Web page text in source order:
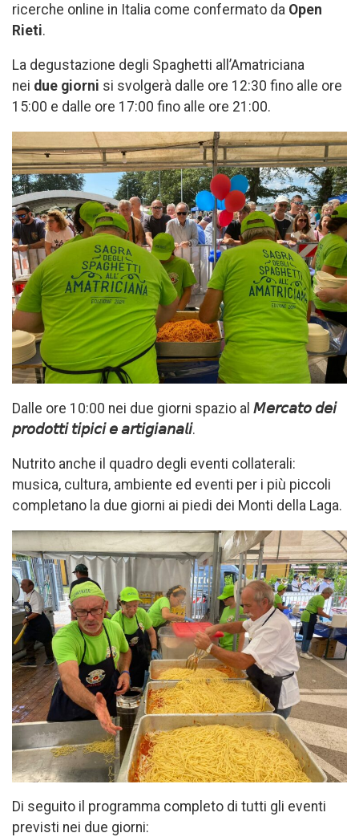
ricerche online in Italia come confermato da Open
Rieti.
La degustazione degli Spaghetti all’Amatriciana
nei due giorni si svolgerà dalle ore 12:30 fino alle ore
15:00 e dalle ore 17:00 fino alle ore 21:00.
Dalle ore 10:00 nei due giorni spazio al 𝘔𝘦𝘳𝘤𝘢𝘵𝘰 𝘥𝘦𝘪
𝘱𝘳𝘰𝘥𝘰𝘵𝘵𝘪 𝘵𝘪𝘱𝘪𝘤𝘪 𝘦 𝘢𝘳𝘵𝘪𝘨𝘪𝘢𝘯𝘢𝘭𝘪.
Nutrito anche il quadro degli eventi collaterali:
musica, cultura, ambiente ed eventi per i più piccoli
completano la due giorni ai piedi dei Monti della Laga.
Di seguito il programma completo di tutti gli eventi
previsti nei due giorni: